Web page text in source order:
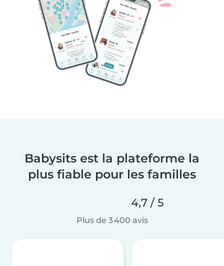
Babysits est la plateforme la
plus fiable pour les familles
4,7 / 5
Plus de 3 400 avis